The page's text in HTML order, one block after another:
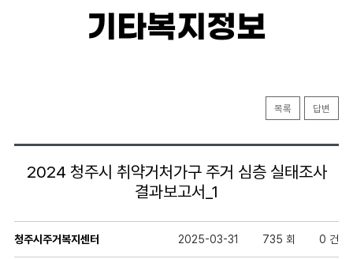
기타복지정보
목록 답변
2024 청주시 취약거처가구 주거 심층 실태조사
결과보고서_1
청주시주거복지센터 2025-03-31 735 회 0 건